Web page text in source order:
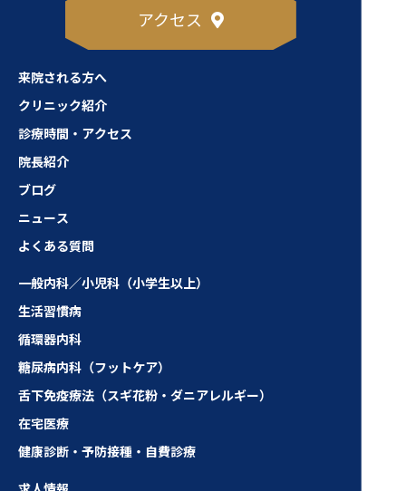
アクセス
来院される方へ
クリニック紹介
診療時間・アクセス
院長紹介
ブログ
ニュース
よくある質問
一般内科／小児科（小学生以上）
生活習慣病
循環器内科
糖尿病内科（フットケア）
舌下免疫療法（スギ花粉・ダニアレルギー）
在宅医療
健康診断・予防接種・自費診療